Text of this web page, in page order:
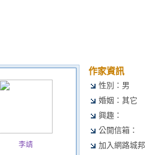
李靖
作家資訊
性別：男
婚姻：其它
興趣：
公開信箱：
加入網路城